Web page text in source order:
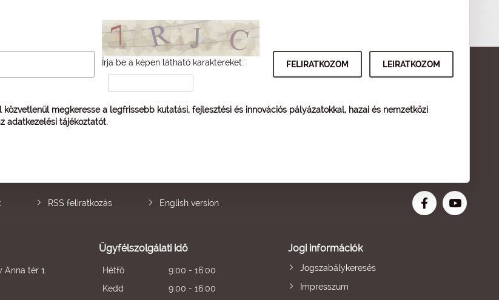
Írja be a képen látható karaktereket:
megkeresse a legfrissebb kutatási, fejlesztési és innovációs pályázatokkal, hazai és nemzetközi
adatkezelési tájékoztatót.
RSS feliratkozás English version
tér 1.
Ügyfélszolgálati idő
Hétfő
9:00 - 16:00
Kedd
9:00 - 16:00
Jogi információk
Jogszabálykeresés
Impresszum